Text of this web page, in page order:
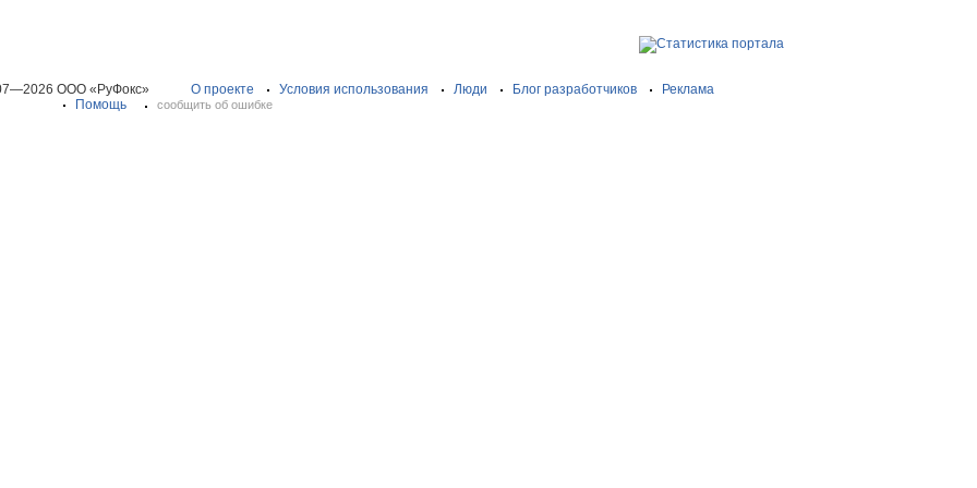
ООО «РуФокс» О проекте Условия использования Люди Блог разработчиков
Реклама
Помощь
сообщить об ошибке